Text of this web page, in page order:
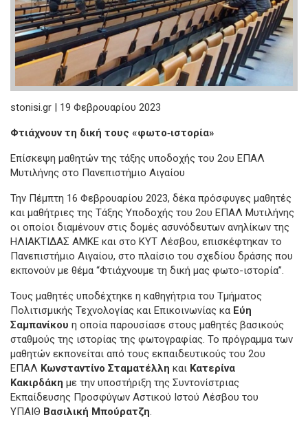
stonisi.gr | 19 Φεβρουαρίου 2023
Φτιάχνουν τη δική τους «φωτο‑ιστορία»
Επίσκεψη μαθητών της τάξης υποδοχής του 2ου ΕΠΑΛ
Μυτιλήνης στο Πανεπιστήμιο Αιγαίου
Την Πέμπτη 16 Φεβρουαρίου 2023, δέκα πρόσφυγες μαθητές
και μαθήτριες της Τάξης Υποδοχής του 2ου ΕΠΑΛ Μυτιλήνης
οι οποίοι διαμένουν στις δομές ασυνόδευτων ανηλίκων της
ΗΛΙΑΚΤΙΔΑΣ ΑΜΚΕ και στο ΚΥΤ Λέσβου, επισκέφτηκαν το
Πανεπιστήμιο Αιγαίου, στο πλαίσιο του σχεδίου δράσης που
εκπονούν με θέμα “Φτιάχνουμε τη δική μας φωτο-ιστορία”.
Τους μαθητές υποδέχτηκε η καθηγήτρια του Τμήματος
Πολιτισμικής Τεχνολογίας και Επικοινωνίας κα Εύη
Σαμπανίκου η οποία παρουσίασε στους μαθητές βασικούς
σταθμούς της ιστορίας της φωτογραφίας. Το πρόγραμμα των
μαθητών εκπονείται από τους εκπαιδευτικούς του 2ου
ΕΠΑΛ Κωνσταντίνο Σταματέλλη και Κατερίνα
Κακιρδάκη με την υποστήριξη της Συντονίστριας
Εκπαίδευσης Προσφύγων Αστικού Ιστού Λέσβου του
ΥΠΑΙΘ Βασιλική Μπούρατζη.